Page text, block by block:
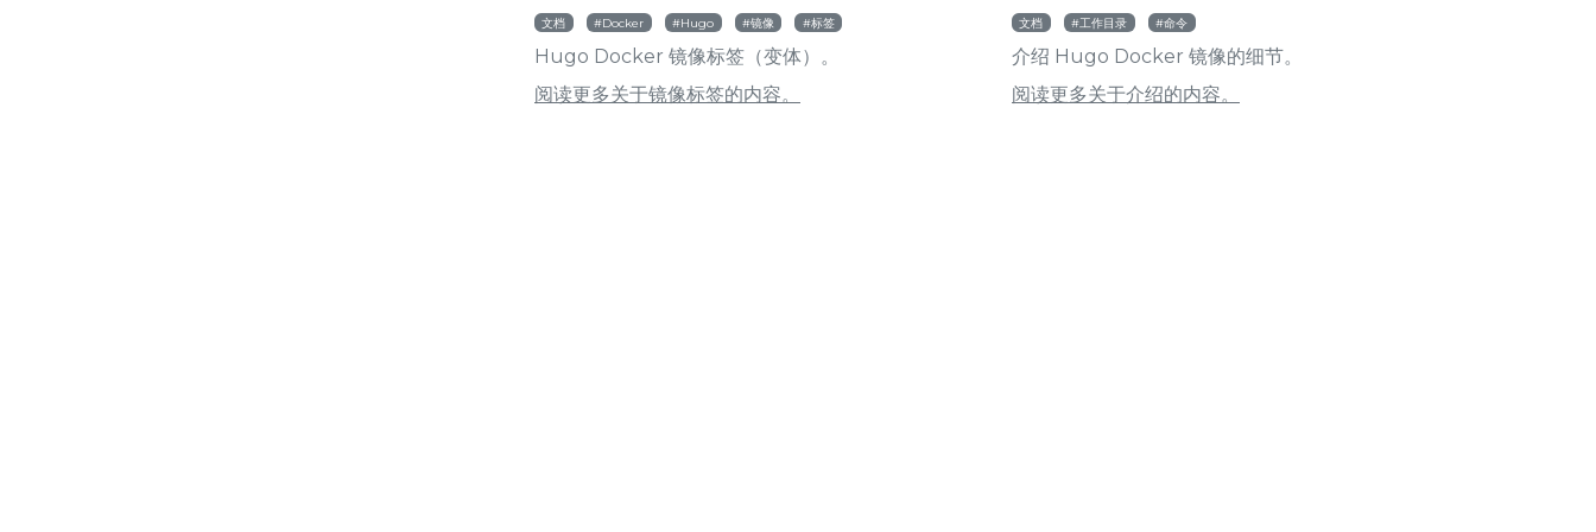
文档 Docker Hugo 镜像 标签
Hugo Docker 镜像标签（变体）。
阅读更多关于镜像标签的内容。
文档 工作目录 命令
介绍 Hugo Docker 镜像的细节。
阅读更多关于介绍的内容。